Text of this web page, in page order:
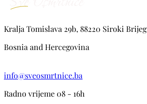
Kralja Tomislava 29b, 88220 Siroki Brijeg
Bosnia and Hercegovina
info@sveosmrtnice.ba
Radno vrijeme 08 - 16h